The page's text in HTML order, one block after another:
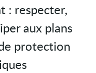
: respecter,
aux plans
protection